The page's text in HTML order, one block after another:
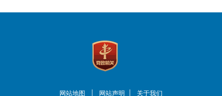
网站地图 网站声明 关于我们